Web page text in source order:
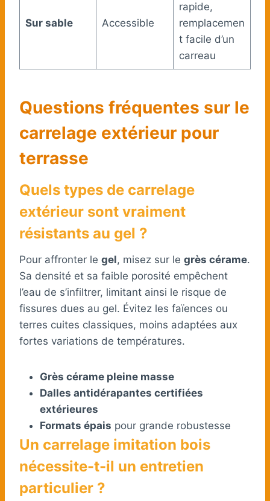
Sur sable Accessible
rapide,
remplacemen
t facile d’un
carreau
Questions fréquentes sur le
carrelage extérieur pour
terrasse
Quels types de carrelage
extérieur sont vraiment
résistants au gel ?
Pour affronter le gel, misez sur le grès cérame.
Sa densité et sa faible porosité empêchent
l’eau de s’infiltrer, limitant ainsi le risque de
fissures dues au gel. Évitez les faïences ou
terres cuites classiques, moins adaptées aux
fortes variations de températures.
Grès cérame pleine masse
Dalles antidérapantes certifiées
extérieures
Formats épais pour grande robustesse
Un carrelage imitation bois
nécessite-t-il un entretien
particulier ?